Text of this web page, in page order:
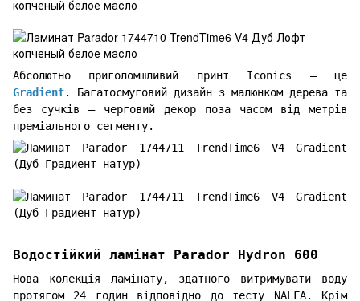
Абсолютно приголомшливий принт Iconics – це
Gradient. Багатосмуговий дизайн з малюнком дерева та
без сучків – черговий декор поза часом від метрів
преміального сегменту.
Водостійкий ламінат Parador Hydron 600
Нова колекція ламінату, здатного витримувати воду
протягом 24 годин відповідно до тесту NALFA. Крім